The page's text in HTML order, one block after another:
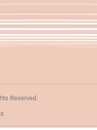
Reserved.